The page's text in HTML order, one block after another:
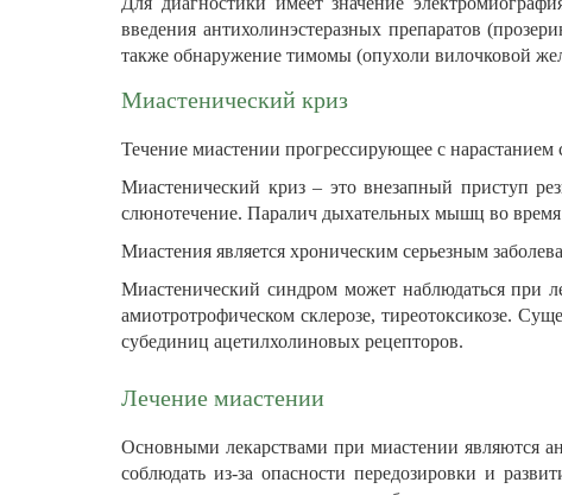
введения антихолинэстеразных препаратов
также обнаружение тимомы (опухоли вилочковой
Миастенический криз
Течение миастении прогрессирующее с
Миастенический криз – это внезапный приступ
слюнотечение. Паралич дыхательных мышц во время
Миастения является хроническим серьезным
Миастенический синдром может наблюдаться при
амиотротрофическом склерозе, тиреотоксикозе.
субединиц ацетилхолиновых рецепторов.
Лечение миастении
Основными лекарствами при миастении являются
соблюдать из-за опасности передозировки и